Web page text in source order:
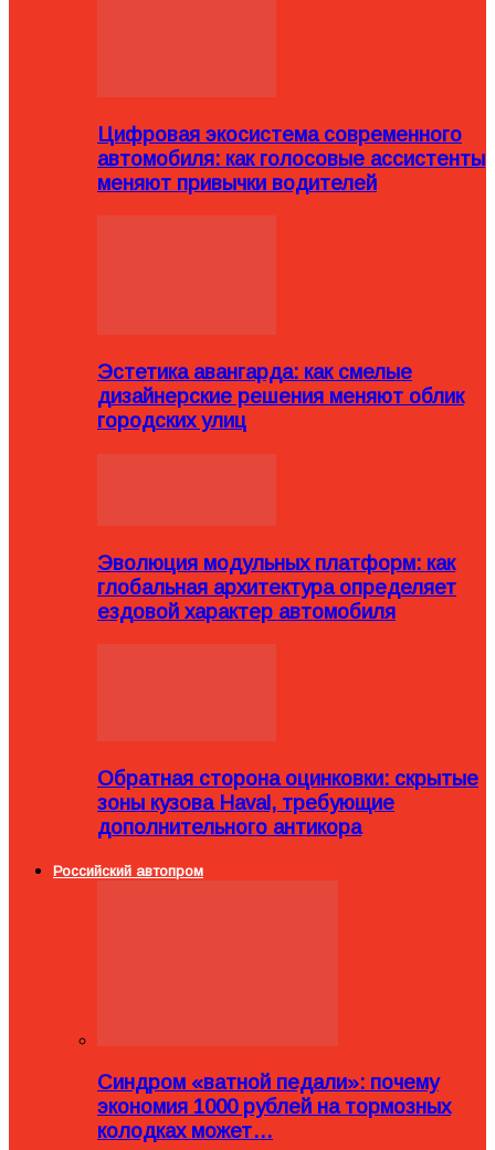
Цифровая экосистема современного
автомобиля: как голосовые ассистенты
меняют привычки водителей
Эстетика авангарда: как смелые
дизайнерские решения меняют облик
городских улиц
Эволюция модульных платформ: как
глобальная архитектура определяет
ездовой характер автомобиля
Обратная сторона оцинковки: скрытые
зоны кузова Haval, требующие
дополнительного антикора
Российский автопром
Синдром «ватной педали»: почему
экономия 1000 рублей на тормозных
колодках может…